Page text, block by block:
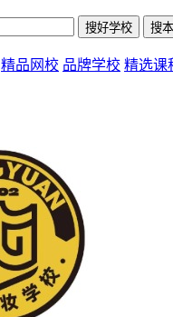
精品网校 品牌学校 精选课